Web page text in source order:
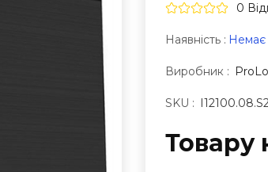
0
Наявність : Немає
Виробник :
SKU :
Товару